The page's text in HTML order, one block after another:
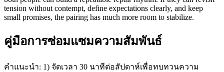
tension without contempt, define expectations clearly, and keep
small promises, the pairing has much more room to stabilize.
คู่มือการซ่อมแซมความสัมพันธ์
คำแนะนำ: 1) จัดเวลา 30 นาทีต่อสัปดาห์เพื่อทบทวนความ